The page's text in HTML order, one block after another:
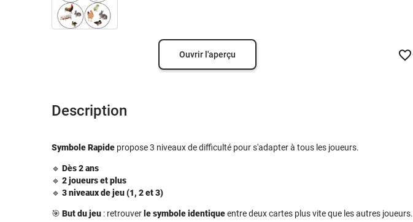
Ouvrir l'aperçu
Description
Symbole Rapide propose 3 niveaux de difficulté pour s'adapter à tous les joueurs.
🔹 Dès 2 ans
🔹 2 joueurs et plus
🔹 3 niveaux de jeu (1, 2 et 3)
🎯 But du jeu : retrouver le symbole identiqueentre deux cartes plus vite que les autres joueurs.